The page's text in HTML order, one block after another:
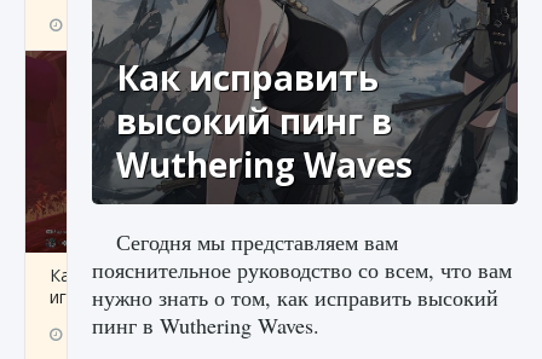
9 августа 2024 1 286 0
Как приручить существ джунглей Нари в
игре Creatures of Ava
9 августа 2024 1 218
Как исправить
высокий пинг в
Wuthering Waves
Сегодня мы представляем вам
пояснительное руководство со всем, что вам
нужно знать о том, как исправить высокий
пинг в Wuthering Waves.